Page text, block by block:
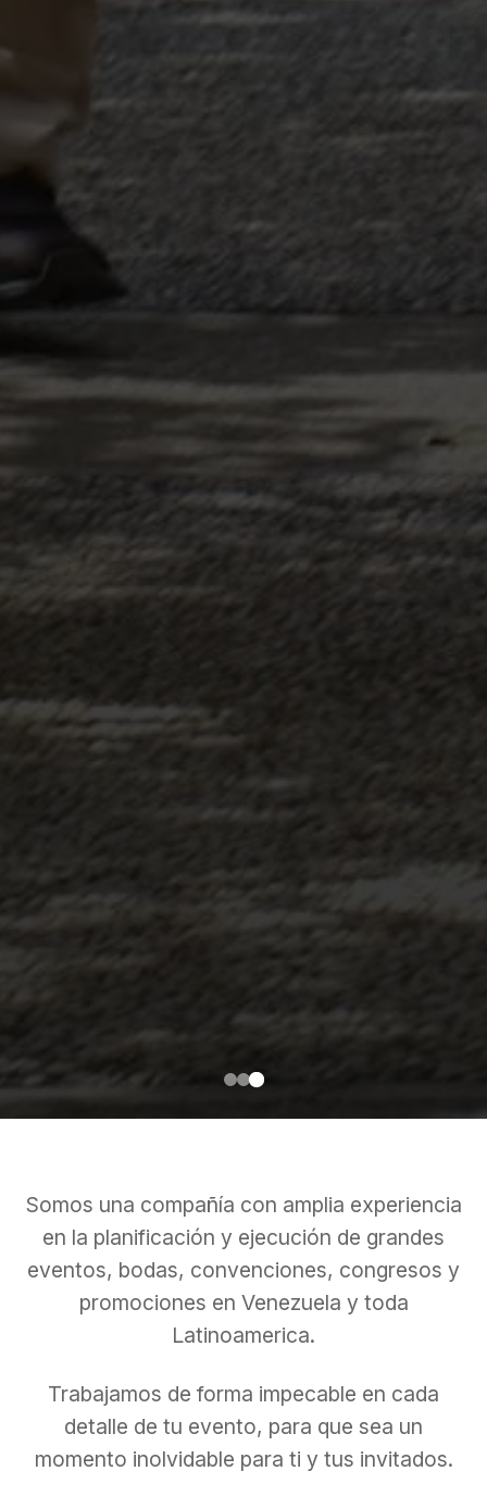
Somos una compañía con amplia experiencia
en la planificación y ejecución de grandes
eventos, bodas, convenciones, congresos y
promociones en Venezuela y toda
Latinoamerica.
Trabajamos de forma impecable en cada
detalle de tu evento, para que sea un
momento inolvidable para ti y tus invitados.